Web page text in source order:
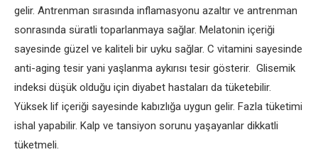
gelir. Antrenman sırasında inflamasyonu azaltır ve antrenman
sonrasında süratli toparlanmaya sağlar. Melatonin içeriği
sayesinde güzel ve kaliteli bir uyku sağlar. C vitamini sayesinde
anti-aging tesir yani yaşlanma aykırısı tesir gösterir. Glisemik
indeksi düşük olduğu için diyabet hastaları da tüketebilir.
Yüksek lif içeriği sayesinde kabızlığa uygun gelir. Fazla tüketimi
ishal yapabilir. Kalp ve tansiyon sorunu yaşayanlar dikkatli
tüketmeli.